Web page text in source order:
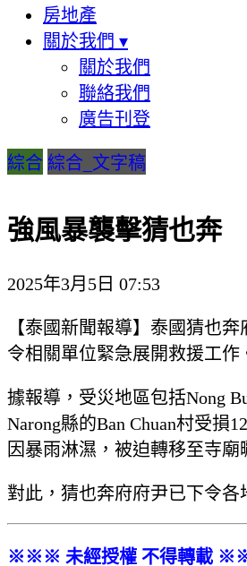
房地產
關於我們 ▾
關於我們
聯絡我們
廣告刊登
綜合 綜合_文字稿
強風暴襲擊猜也奔
2025年3月5日 07:53
【泰國新聞報導】泰國猜也
令相關單位緊急展開救援工作
據報導，受災地區包括Nong
Narong縣的Ban Chuan村受損
因暴雨淋濕，被迫轉移至寺廟
對此，猜也奔府府尹已下令各
※※※ 未經授權 不得轉載